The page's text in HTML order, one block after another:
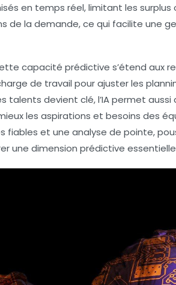
en temps réel, limitant les surplus
de la demande, ce qui facilite une
capacité prédictive s’étend aux
de travail pour ajuster les
devient clé, l’IA permet aussi
les aspirations et besoins des
fiables et une analyse de pointe,
une dimension prédictive